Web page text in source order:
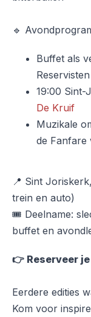
🔹
Buffet als
19:00 Sint-
De Kruif
Muzikale
de Fanfare
📍 Sint
trein en auto)
🎟 Deelname:
buffet en
👉 Reserveer
Eerdere edities
Kom voor